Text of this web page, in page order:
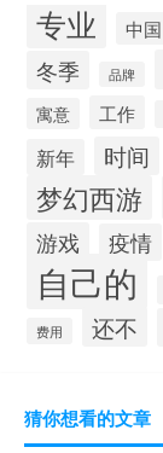
专业 中国
冬季 品牌
寓意 工作
新年 时间
梦幻西游
游戏 疫情
自己的
费用 还不
猜你想看的文章